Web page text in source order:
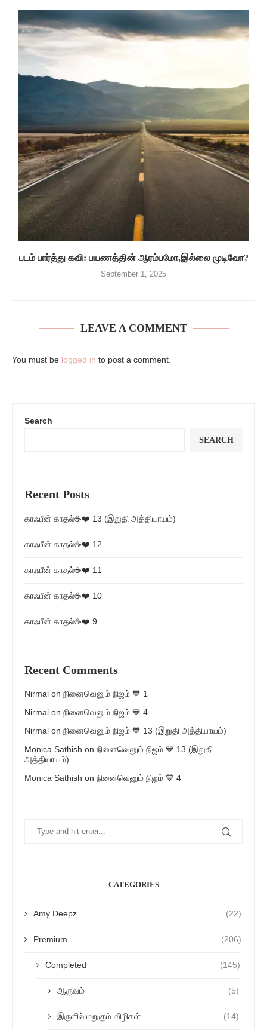
படம் பார்த்து கவி: பயணத்தின் ஆரம்பமோ,இல்லை முடிவோ?
September 1, 2025
LEAVE A COMMENT
You must be logged in to post a comment.
Search
SEARCH
Recent Posts
காஃபீன் காதல்☕❤️ 13 (இறுதி அத்தியாயம்)
காஃபீன் காதல்☕❤️ 12
காஃபீன் காதல்☕❤️ 11
காஃபீன் காதல்☕❤️ 10
காஃபீன் காதல்☕❤️ 9
Recent Comments
Nirmal on நினைவெனும் நிஜம் 💙 1
Nirmal on நினைவெனும் நிஜம் 💙 4
Nirmal on நினைவெனும் நிஜம் 💙 13 (இறுதி அத்தியாயம்)
Monica Sathish on நினைவெனும் நிஜம் 💙 13 (இறுதி
அத்தியாயம்)
Monica Sathish on நினைவெனும் நிஜம் 💙 4
CATEGORIES
Amy Deepz (22)
Premium (206)
Completed (145)
ஆருவம் (5)
இருளில் மறுகும் விழிகள் (14)